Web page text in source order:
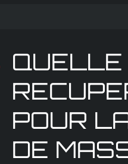
QUELLE
POUR
DE